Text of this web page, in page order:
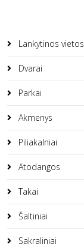
Lankytinos vietos
Dvarai
Parkai
Akmenys
Piliakalniai
Atodangos
Takai
Šaltiniai
Sakraliniai